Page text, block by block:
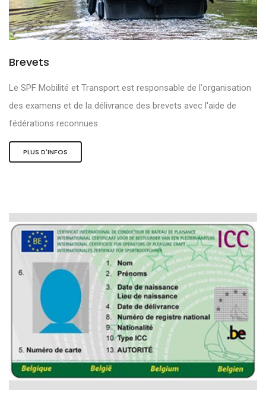
Brevets
Le SPF Mobilité et Transport est responsable de l'organisation
des examens et de la délivrance des brevets avec l'aide de
fédérations reconnues.
PLUS D'INFOS